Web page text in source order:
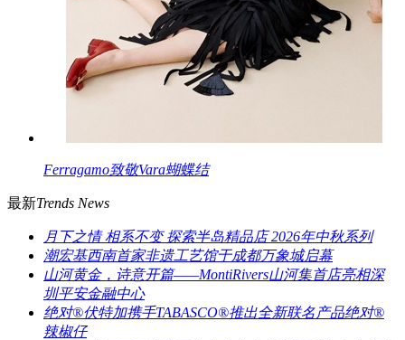
Ferragamo致敬Vara蝴蝶结
最新Trends News
月下之情 相系不变 探索半岛精品店 2026年中秋系列
潮宏基西南首家非遗工艺馆于成都万象城启幕
山河黄金，诗意开篇——MontiRivers山河集首店亮相深
圳平安金融中心
绝对®伏特加携手TABASCO®推出全新联名产品绝对®
辣椒仔